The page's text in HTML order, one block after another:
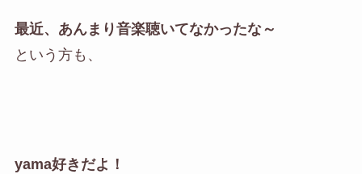
最近、あんまり音楽聴いてなかったな～
という方も、
yama好きだよ！